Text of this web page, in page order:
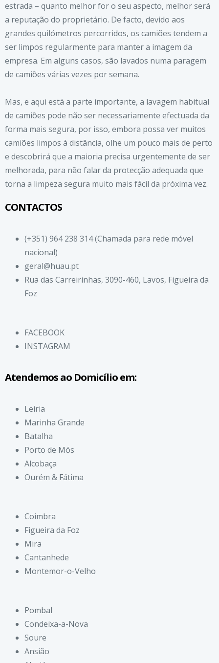
estrada – quanto melhor for o seu aspecto, melhor será
a reputação do proprietário. De facto, devido aos
grandes quilómetros percorridos, os camiões tendem a
ser limpos regularmente para manter a imagem da
empresa. Em alguns casos, são lavados numa paragem
de camiões várias vezes por semana.
Mas, e aqui está a parte importante, a lavagem habitual
de camiões pode não ser necessariamente efectuada da
forma mais segura, por isso, embora possa ver muitos
camiões limpos à distância, olhe um pouco mais de perto
e descobrirá que a maioria precisa urgentemente de ser
melhorada, para não falar da protecção adequada que
torna a limpeza segura muito mais fácil da próxima vez.
CONTACTOS
(+351) 964 238 314 (Chamada para rede móvel
nacional)
geral@huau.pt
Rua das Carreirinhas, 3090-460, Lavos, Figueira da
Foz
FACEBOOK
INSTAGRAM
Atendemos ao Domicílio em:
Leiria
Marinha Grande
Batalha
Porto de Mós
Alcobaça
Ourém & Fátima
Coimbra
Figueira da Foz
Mira
Cantanhede
Montemor-o-Velho
Pombal
Condeixa-a-Nova
Soure
Ansião